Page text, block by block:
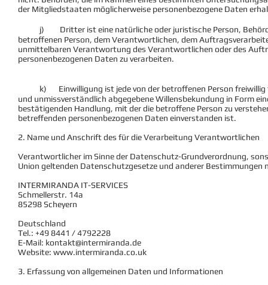
der Mitgliedstaaten möglicherweise personenbezogene Daten
j) Dritter ist eine natürliche oder juristische Person, Behörde,
betroffenen Person, dem Verantwortlichen, dem
unmittelbaren Verantwortung des Verantwortlichen oder des
personenbezogenen Daten zu verarbeiten.
k) Einwilligung ist jede von der betroffenen Person freiwillig
und unmissverständlich abgegebene Willensbekundung in Form
bestätigenden Handlung, mit der die betroffene Person zu
betreffenden personenbezogenen Daten einverstanden ist.
2. Name und Anschrift des für die Verarbeitung Verantwortlichen
Verantwortlicher im Sinne der Datenschutz-Grundverordnung,
Union geltenden Datenschutzgesetze und anderer
INTERMIRANDA IT-SERVICES
Schmellerstr. 14a
85298 Scheyern
Deutschland
Tel.: +49 8441 / 4792228
E-Mail: kontakt@intermiranda.de
Website: www.intermiranda.co.uk
3. Erfassung von allgemeinen Daten und Informationen